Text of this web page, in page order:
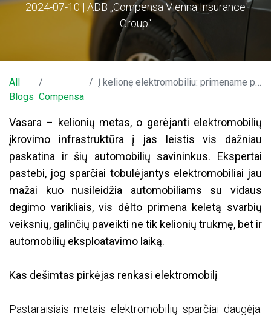
2024-07-10 | ADB „Compensa Vienna Insurance
Group“
All
Blogs Compensa
Į kelionę elektromobiliu: primename pagrindines eksploatacijos taisykles vasarą
Vasara – kelionių metas, o gerėjanti elektromobilių
įkrovimo infrastruktūra į jas leistis vis dažniau
paskatina ir šių automobilių savininkus. Ekspertai
pastebi, jog sparčiai tobulėjantys elektromobiliai jau
mažai kuo nusileidžia automobiliams su vidaus
degimo varikliais, vis dėlto primena keletą svarbių
veiksnių, galinčių paveikti ne tik kelionių trukmę, bet ir
automobilių eksploatavimo laiką.
Kas dešimtas pirkėjas renkasi elektromobilį
Pastaraisiais metais elektromobilių sparčiai daugėja.